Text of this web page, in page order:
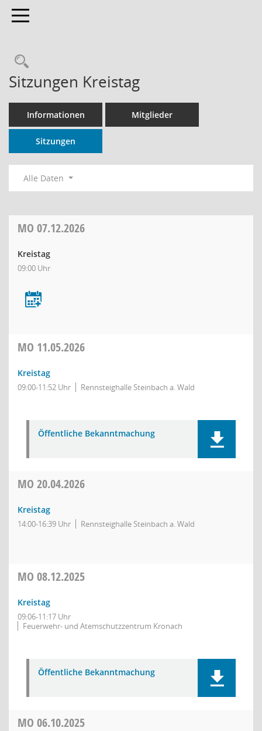
Toggle navigation
Rechercheauswahl
Sitzungen Kreistag
Informationen Mitglieder
Sitzungen
Alle Daten
MO 07.12.2026
Kreistag
09:00 Uhr
MO 11.05.2026
Kreistag
09:00-11:52 Uhr Rennsteighalle Steinbach a. Wald
Öffentliche Bekanntmachung
MO 20.04.2026
Kreistag
14:00-16:39 Uhr Rennsteighalle Steinbach a. Wald
MO 08.12.2025
Kreistag
09:06-11:17 Uhr
Feuerwehr- und Atemschutzzentrum Kronach
Öffentliche Bekanntmachung
MO 06.10.2025